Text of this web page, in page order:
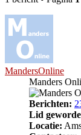
MandersOnline
Manders
Berichten:
Lid
Locatie: